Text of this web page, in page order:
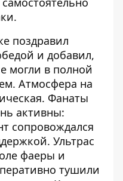
поздравил
и добавил,
могли в полной
Атмосфера на
Фанаты
активны:
сопровождался
Ультрас
фаеры и
тушили